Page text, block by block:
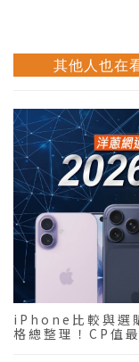
其他人也在
iPhone比較與選
格總整理！CP值